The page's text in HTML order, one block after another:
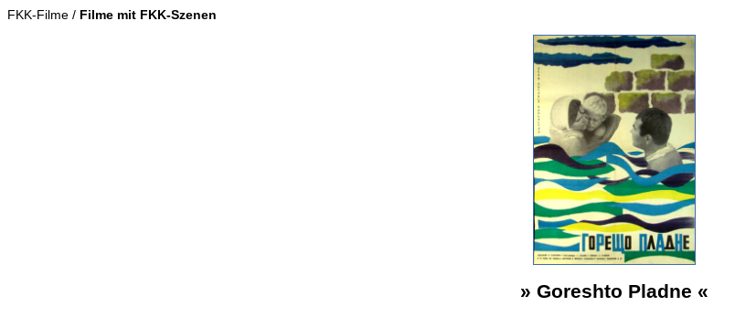
FKK-Filme / Filme mit FKK-Szenen
» Goreshto Pladne «